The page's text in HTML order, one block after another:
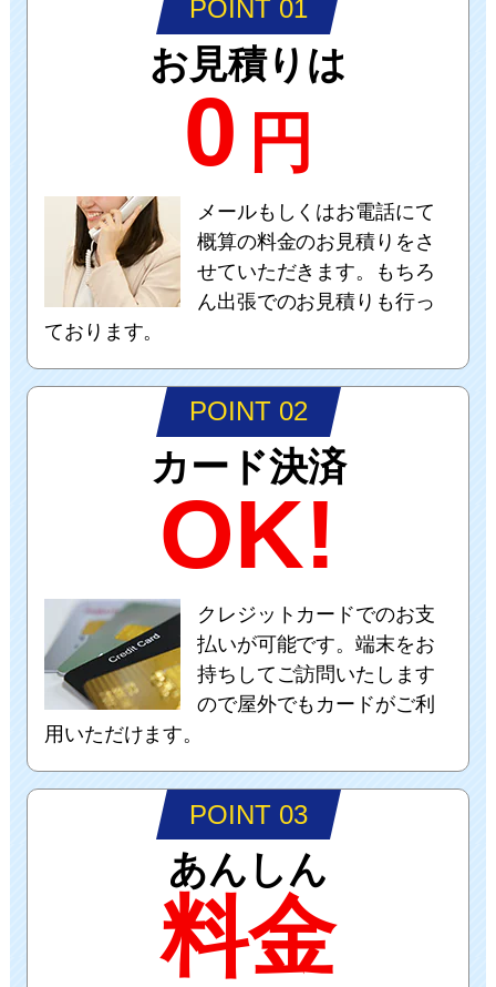
POINT 01
お見積りは
0 円
メールもしくはお電話にて
概算の料金のお見積りをさ
せていただきます。もちろ
ん出張でのお見積りも行っ
ております。
POINT 02
カード決済
OK!
クレジットカードでのお支
払いが可能です。端末をお
持ちしてご訪問いたします
ので屋外でもカードがご利
用いただけます。
POINT 03
あんしん
料金